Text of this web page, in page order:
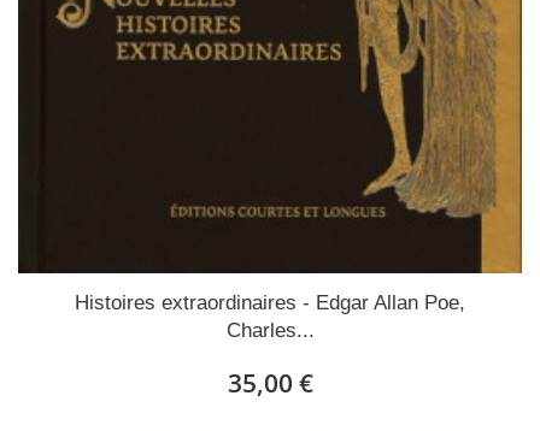
Histoires extraordinaires - Edgar Allan Poe,
Charles...
35,00 €